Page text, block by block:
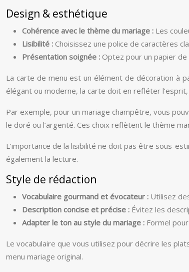
Design & esthétique
Cohérence avec le thème du mariage : Les
Lisibilité : Choisissez une police de caractères
Présentation soignée : Optez pour un papier
La carte de menu est un élément de décoration à
élégant ou moderne, la carte doit en refléter
Par exemple, pour un mariage champêtre, vous
le doré ou l’argenté. Ces choix reflètent le thème
L’importance de la lisibilité ne doit pas être sous-
également la lecture.
Style de rédaction
Vocabulaire gourmand et évocateur : Utilisez
Description concise et précise : Évitez les
Adapter le ton au style du mariage : Formel
Le vocabulaire que vous utilisez pour décrire les
menu mariage original.